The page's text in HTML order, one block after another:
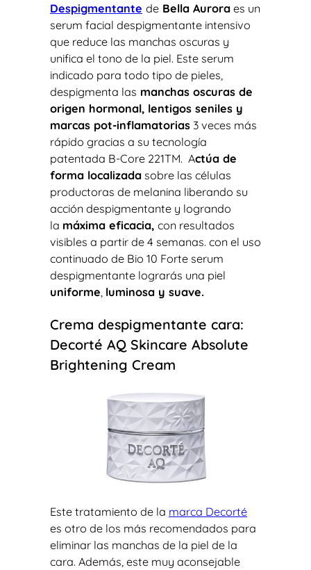
Despigmentante de Bella Aurora es un
serum facial despigmentante intensivo
que reduce las manchas oscuras y
unifica el tono de la piel. Este serum
indicado para todo tipo de pieles,
despigmenta las manchas oscuras de
origen hormonal, lentigos seniles y
marcas pot-inflamatorias 3 veces más
rápido gracias a su tecnología
patentada B-Core 221TM. Actúa de
forma localizada sobre las células
productoras de melanina liberando su
acción despigmentante y logrando
la máxima eficacia, con resultados
visibles a partir de 4 semanas. con el uso
continuado de Bio 10 Forte serum
despigmentante lograrás una piel
uniforme, luminosa y suave.
Crema despigmentante cara:
Decorté AQ Skincare Absolute
Brightening Cream
Este tratamiento de la marca Decorté
es otro de los más recomendados para
eliminar las manchas de la piel de la
cara. Además, este muy aconsejable